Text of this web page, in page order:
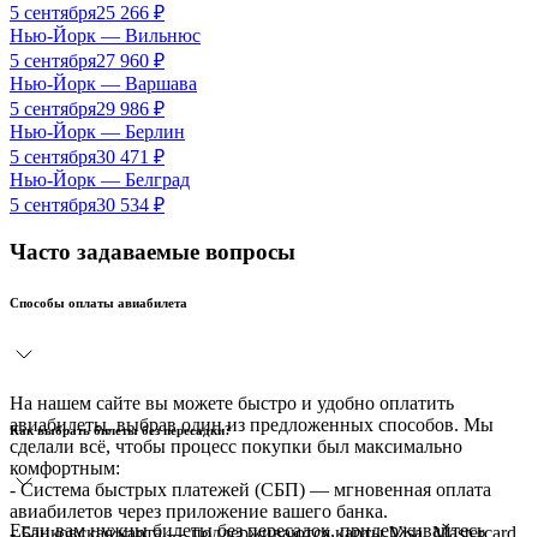
5 сентября25 266 ₽
Нью-Йорк — Вильнюс
5 сентября27 960 ₽
Нью-Йорк — Варшава
5 сентября29 986 ₽
Нью-Йорк — Берлин
5 сентября30 471 ₽
Нью-Йорк — Белград
5 сентября30 534 ₽
Часто задаваемые вопросы
Способы оплаты авиабилета
На нашем сайте вы можете быстро и удобно оплатить
авиабилеты, выбрав один из предложенных способов. Мы
сделали всё, чтобы процесс покупки был максимально
комфортным:
- Система быстрых платежей (СБП) — мгновенная оплата
авиабилетов через приложение вашего банка.
Как выбрать билеты без пересадки?
Если вам нужны билеты без пересадок, придерживайтесь